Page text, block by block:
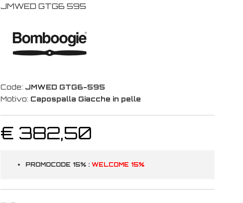
JMWED GTG6 595
Code: JMWED GTG6-595
Motivo: Capospalla Giacche in pelle
€ 382,50
PROMOCODE 15% : WELCOME 15%